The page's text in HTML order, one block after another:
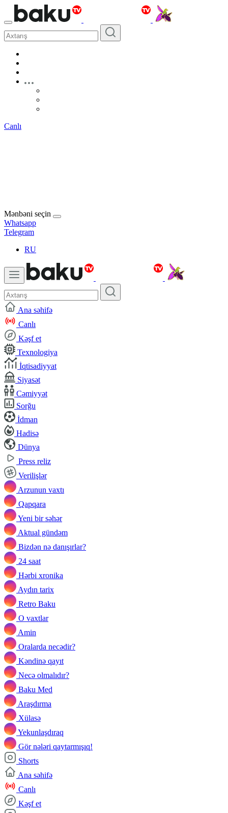
Canlı
Mənbəni seçin
Whatsapp
Telegram
RU
Ana səhifə
Canlı
Kəşf et
Texnologiya
İqtisadiyyat
Siyasət
Cəmiyyət
Sorğu
İdman
Hadisə
Dünya
Press reliz
Verilişlər
Arzunun vaxtı
Qapqara
Yeni bir səhər
Aktual gündəm
Bizdən nə danışırlar?
24 saat
Hərbi xronika
Aydın tarix
Retro Baku
O vaxtlar
Amin
Oralarda necədir?
Kəndinə qayıt
Necə olmalıdır?
Baku Med
Araşdırma
Xülasə
Yekunlaşdıraq
Gör nələri qaytarmışıq!
Shorts
Ana səhifə
Canlı
Kəşf et